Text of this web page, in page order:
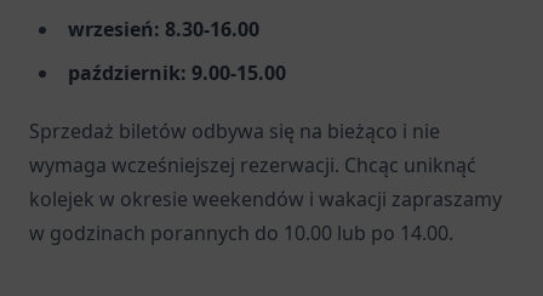
wrzesień: 8.30-16.00
październik: 9.00-15.00
Sprzedaż biletów odbywa się na bieżąco i nie
wymaga wcześniejszej rezerwacji. Chcąc uniknąć
kolejek w okresie weekendów i wakacji zapraszamy
w godzinach porannych do 10.00 lub po 14.00.